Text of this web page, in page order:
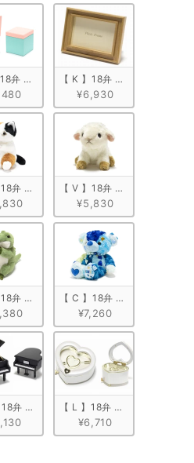
ブルー
18弁 キューブボックス ミントグリーン
【 K 】18弁 木製フォトフレ
¥6,930
ール　柴犬
18弁 ぬいぐるみオルゴール　ミケネコ
【 V 】18弁 ぬいぐるみオル
¥5,830
ゴール　うさぎ
18弁 ぬいぐるみオルゴール　ワニ
【 C 】18弁 ぬいぐるみオル
¥7,260
アノ型　ナチュラル
18弁 木製グランドピアノ型　ブラック
【 L 】18弁 ハート型宝石箱
¥6,710